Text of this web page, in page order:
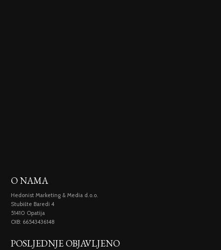
O NAMA
Hedonist Marketing & Media d.o.o.
Stubište Baredi 4
51410 Opatija
OIB: 66543436148
POSLJEDNJE OBJAVLJENO